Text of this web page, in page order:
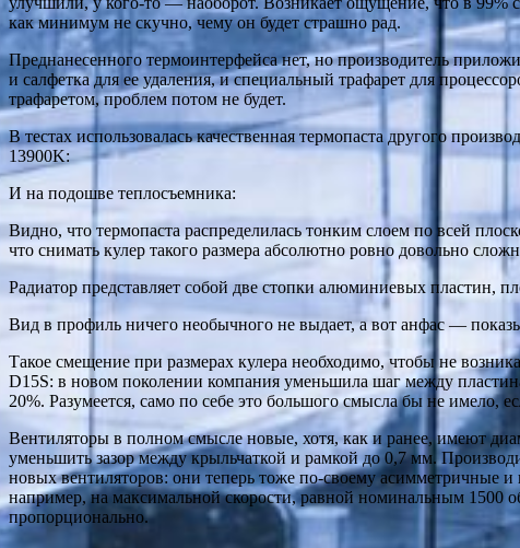
как минимум не скучно, чему он будет страшно рад.
Преднанесенного термоинтерфейса нет, но производитель
и салфетка для ее удаления, и специальный трафарет для
трафаретом, проблем потом не будет.
В тестах использовалась качественная термопаста другого
13900K:
И на подошве теплосъемника:
Видно, что термопаста распределилась тонким слоем по всей
что снимать кулер такого размера абсолютно ровно довольно
Радиатор представляет собой две стопки алюминиевых пластин,
Вид в профиль ничего необычного не выдает, а вот анфас —
Такое смещение при размерах кулера необходимо, чтобы не
D15S: в новом поколении компания уменьшила шаг между
20%. Разумеется, само по себе это большого смысла бы не
Вентиляторы в полном смысле новые, хотя, как и ранее, имеют
уменьшить зазор между крыльчаткой и рамкой до 0,7 мм.
новых вентиляторов: они теперь тоже по-своему асимметричные
например, на максимальной скорости, равной номинальным 1500
пропорционально.